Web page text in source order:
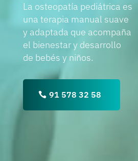
La osteopatía pediátrica es
una terapia manual suave
y adaptada que acompaña
el bienestar y desarrollo
de bebés y niños.
91 578 32 58